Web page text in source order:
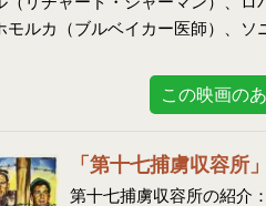
モルカ（ブルベイカー医師）、
この映画の
「第十七捕虜収容所
第十七捕虜収容所の紹介